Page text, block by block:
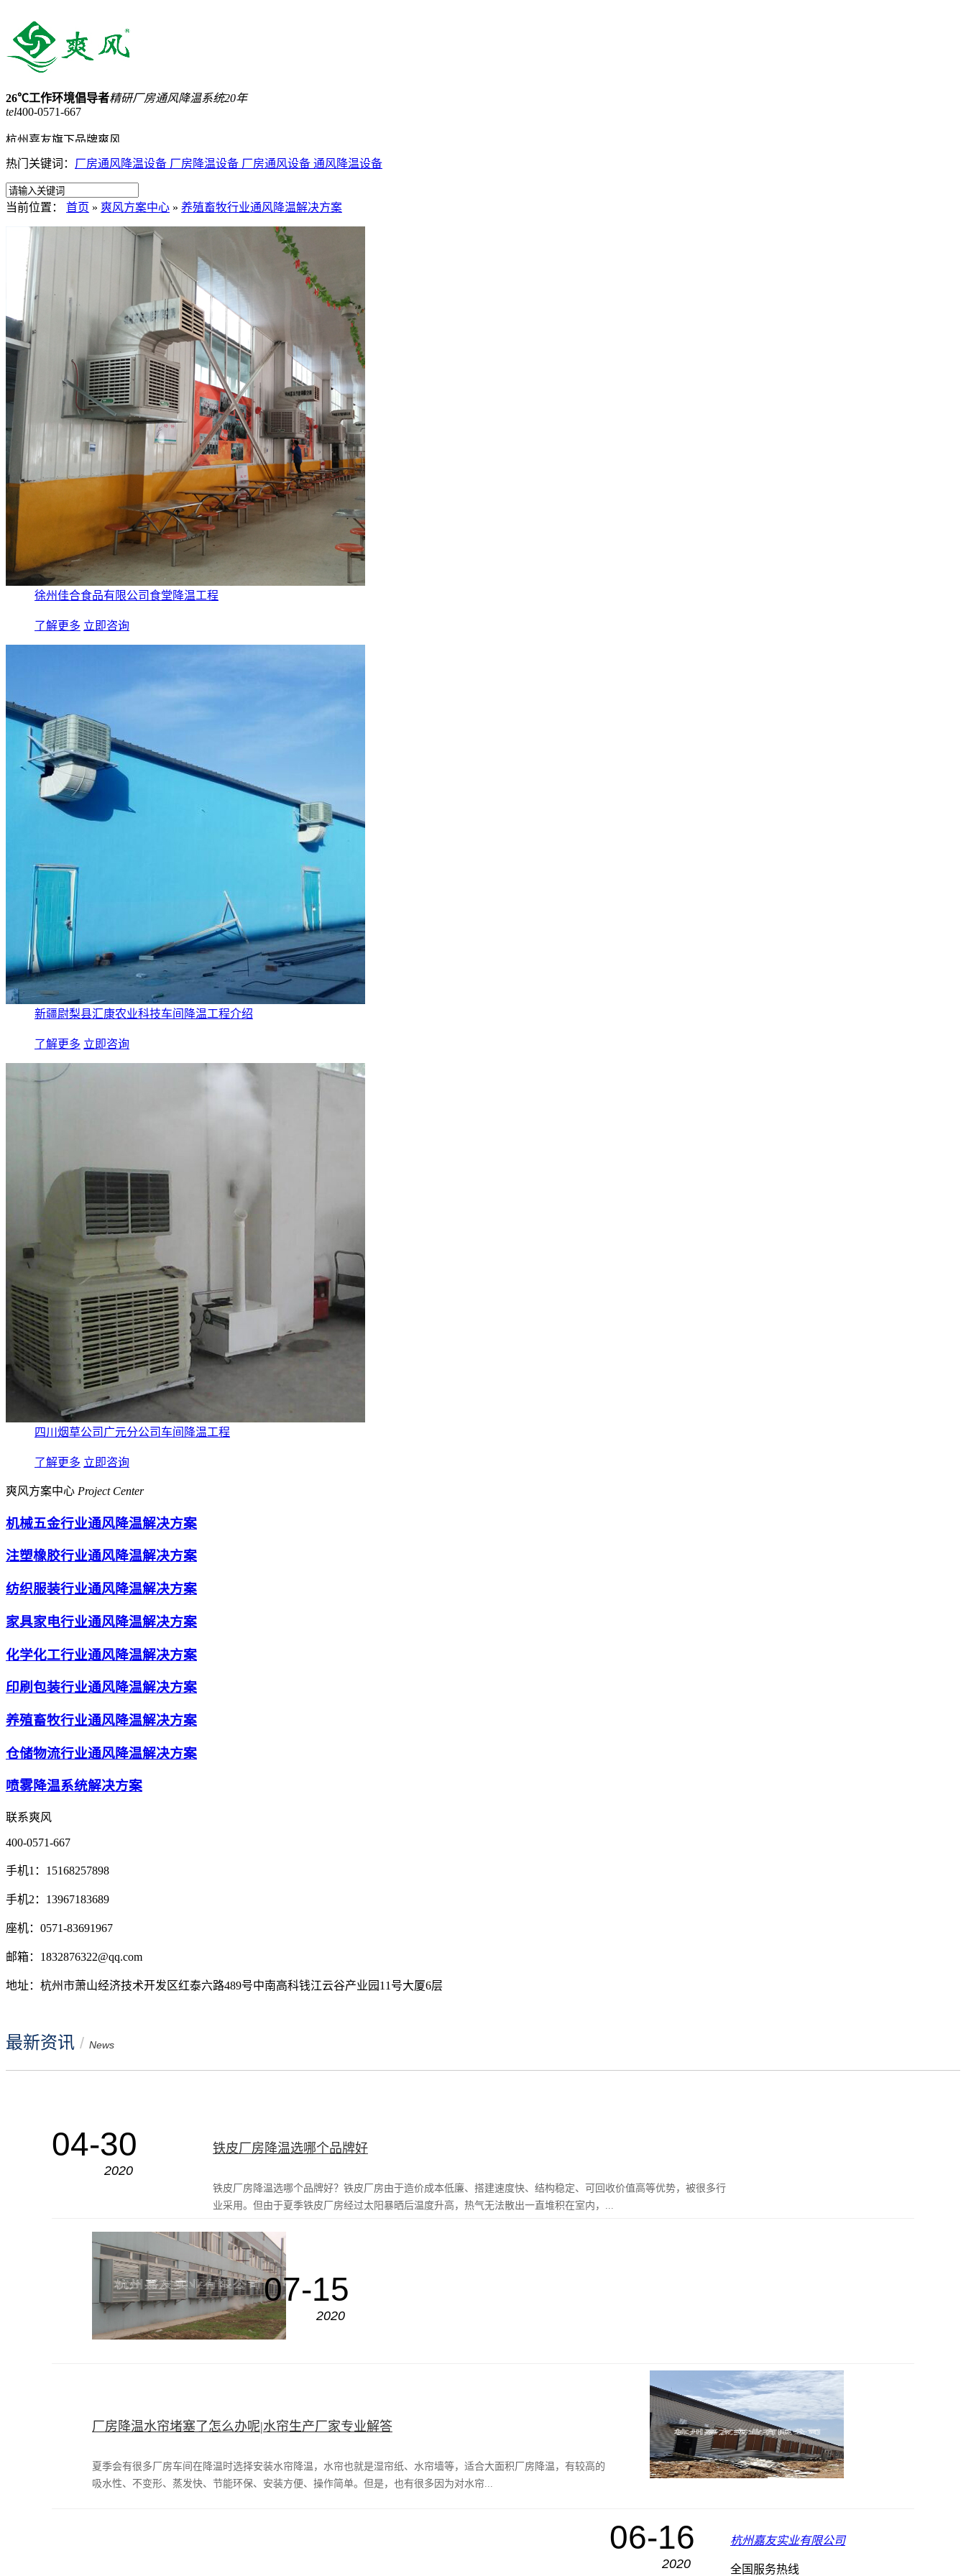
26℃工作环境倡导者精研厂房通风降温系统20年
tel400-0571-667
杭州嘉友旗下品牌爽风
15168257898
网站收藏
工业大吊扇
负压风机
工业省电空调
产品中心
厂房降温方案
资讯中心
关于爽风
联系爽风
热门关键词： 厂房通风降温设备 厂房降温设备 厂房通风设备 通风降温设备
当前位置： 首页 » 爽风方案中心 » 养殖畜牧行业通风降温解决方案
徐州佳合食品有限公司食堂降温工程
了解更多 立即咨询
新疆尉梨县汇康农业科技车间降温工程介绍
了解更多 立即咨询
四川烟草公司广元分公司车间降温工程
了解更多 立即咨询
爽风方案中心 Project Center
机械五金行业通风降温解决方案
注塑橡胶行业通风降温解决方案
纺织服装行业通风降温解决方案
家具家电行业通风降温解决方案
化学化工行业通风降温解决方案
印刷包装行业通风降温解决方案
养殖畜牧行业通风降温解决方案
仓储物流行业通风降温解决方案
喷雾降温系统解决方案
联系爽风
400-0571-667
手机1：15168257898
手机2：13967183689
座机：0571-83691967
邮箱：1832876322@qq.com
地址：杭州市萧山经济技术开发区红泰六路489号中南高科钱江云谷产业园11号大厦6层
最新资讯 / News
04-30
2020
铁皮厂房降温选哪个品牌好
铁皮厂房降温选哪个品牌好？铁皮厂房由于造价成本低廉、搭建速度快、结构稳定、可回收价值高等优势，被很多行
业采用。但由于夏季铁皮厂房经过太阳暴晒后温度升高，热气无法散出一直堆积在室内，...
07-15
2020
厂房降温水帘堵塞了怎么办呢|水帘生产厂家专业解答
夏季会有很多厂房车间在降温时选择安装水帘降温，水帘也就是湿帘纸、水帘墙等，适合大面积厂房降温，有较高的
吸水性、不变形、蒸发快、节能环保、安装方便、操作简单。但是，也有很多因为对水帘...
06-16
2020
杭州嘉友实业有限公司
全国服务热线